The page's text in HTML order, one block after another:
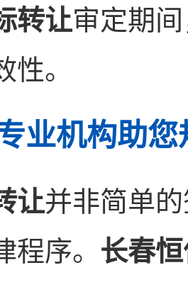
转让审定期
性。
业机构助您
让并非简单
程序。 长春